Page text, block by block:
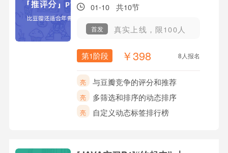
01-10 共10节
首发 真实上线，限100人
第1阶段 ￥398 8人报名
亮 与豆瓣竞争的评分和推荐
亮 多筛选和排序的动态排序
亮 自定义动态标签排行榜